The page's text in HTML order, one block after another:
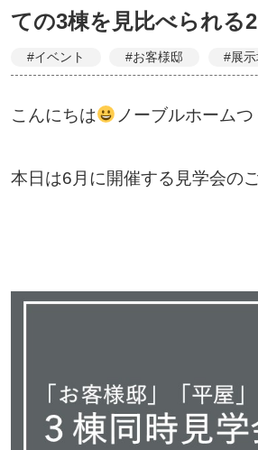
ての3棟を見比べられる
#イベント #お客様邸 #展
こんにちは ノーブルホームつ
本日は6月に開催する見学会の